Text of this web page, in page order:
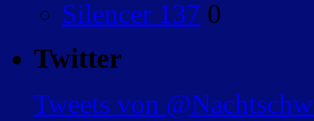
Silencer 137 0
Twitter
Tweets von